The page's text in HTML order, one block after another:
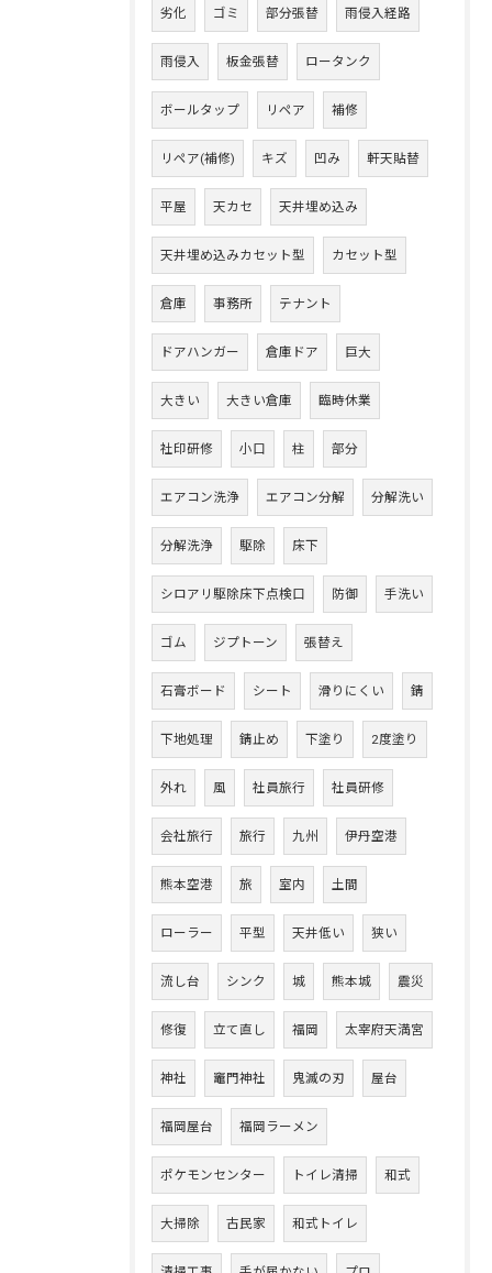
劣化 ゴミ 部分張替 雨侵入経路
雨侵入 板金張替 ロータンク
ボールタップ リペア 補修
リペア(補修) キズ 凹み 軒天貼替
平屋 天カセ 天井埋め込み
天井埋め込みカセット型 カセット型
倉庫 事務所 テナント
ドアハンガー 倉庫ドア 巨大
大きい 大きい倉庫 臨時休業
社印研修 小口 柱 部分
エアコン洗浄 エアコン分解 分解洗い
分解洗浄 駆除 床下
シロアリ駆除床下点検口 防御 手洗い
ゴム ジプトーン 張替え
石膏ボード シート 滑りにくい 錆
下地処理 錆止め 下塗り 2度塗り
外れ 風 社員旅行 社員研修
会社旅行 旅行 九州 伊丹空港
熊本空港 旅 室内 土間
ローラー 平型 天井低い 狭い
流し台 シンク 城 熊本城 震災
修復 立て直し 福岡 太宰府天満宮
神社 竈門神社 鬼滅の刃 屋台
福岡屋台 福岡ラーメン
ポケモンセンター トイレ清掃 和式
大掃除 古民家 和式トイレ